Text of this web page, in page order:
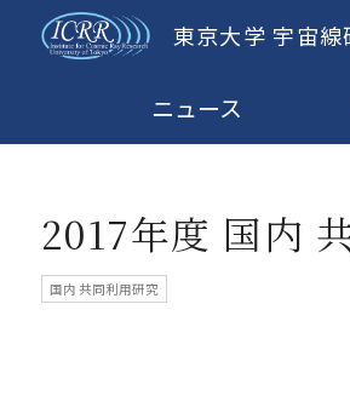
東京大学 宇宙線
ニュース
2017年度 国内
国内 共同利用研究